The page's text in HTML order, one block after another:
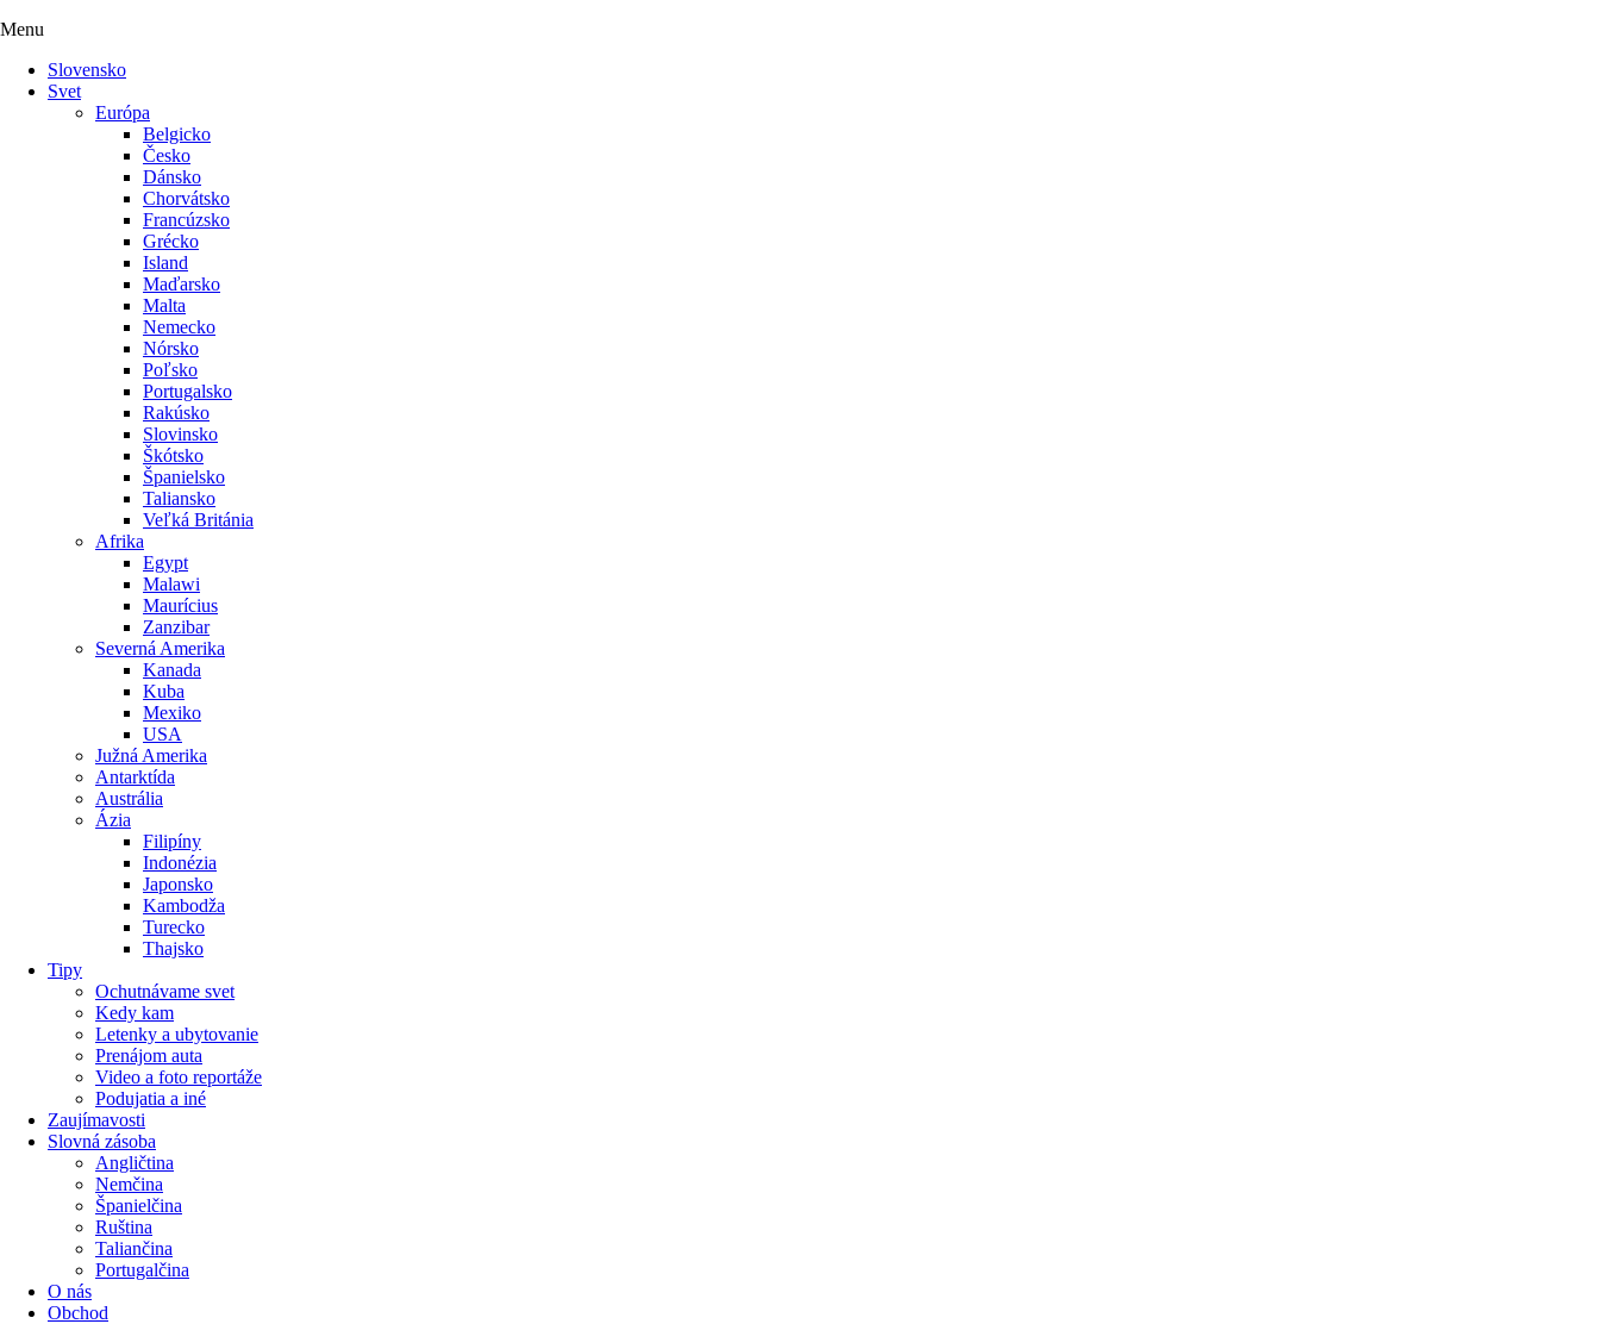
Menu
Slovensko
Svet
Európa
Belgicko
Česko
Dánsko
Chorvátsko
Francúzsko
Grécko
Island
Maďarsko
Malta
Nemecko
Nórsko
Poľsko
Portugalsko
Rakúsko
Slovinsko
Škótsko
Španielsko
Taliansko
Veľká Británia
Afrika
Egypt
Malawi
Maurícius
Zanzibar
Severná Amerika
Kanada
Kuba
Mexiko
USA
Južná Amerika
Antarktída
Austrália
Ázia
Filipíny
Indonézia
Japonsko
Kambodža
Turecko
Thajsko
Tipy
Ochutnávame svet
Kedy kam
Letenky a ubytovanie
Prenájom auta
Video a foto reportáže
Podujatia a iné
Zaujímavosti
Slovná zásoba
Angličtina
Nemčina
Španielčina
Ruština
Taliančina
Portugalčina
O nás
Obchod